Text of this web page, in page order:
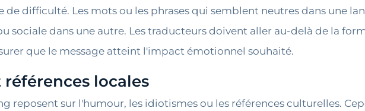
de difficulté. Les mots ou les phrases qui semblent neutres dans une
sociale dans une autre. Les traducteurs doivent aller au-delà de la
que le message atteint l'impact émotionnel souhaité.
locales
reposent sur l'humour, les idiotismes ou les références culturelles.